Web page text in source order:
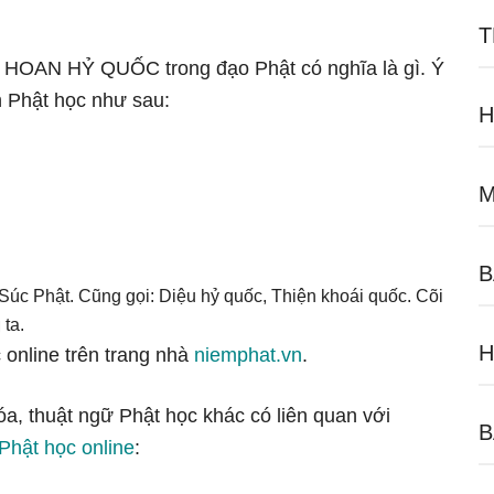
HỶ QUỐC trong đạo Phật có nghĩa là gì. Ý
học như sau:
Phật. Cũng gọi: Diệu hỷ quốc, Thiện khoái quốc. Cõi
ta.
trên trang nhà niemphat.vn.
thuật ngữ Phật học khác có liên quan với
học online: